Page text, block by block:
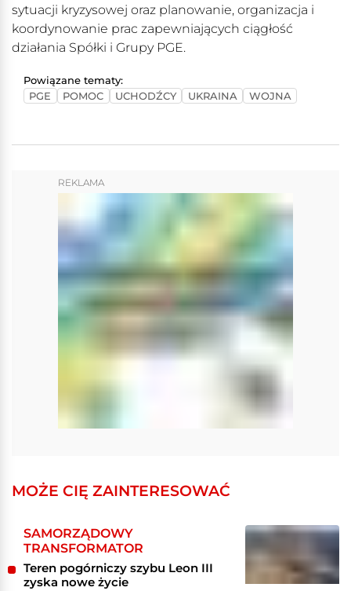
sytuacji kryzysowej oraz planowanie, organizacja i
koordynowanie prac zapewniających ciągłość
działania Spółki i Grupy PGE.
Powiązane tematy:
PGE
POMOC UCHODŹCY UKRAINA WOJNA
REKLAMA
MOŻE CIĘ ZAINTERESOWAĆ
SAMORZĄDOWY
TRANSFORMATOR
Teren pogórniczy szybu Leon III
zyska nowe życie